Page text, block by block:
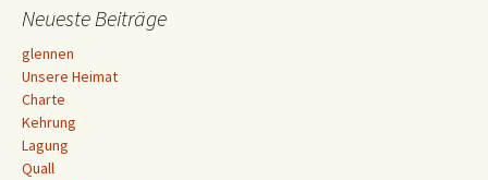
Navigation
Neueste Beiträge
glennen
Unsere Heimat
Charte
Kehrung
Lagung
Quall